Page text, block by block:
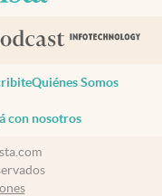
Quiénes Somos
con nosotros